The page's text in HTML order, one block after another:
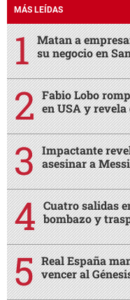
MÁS LEÍDAS
Matan a
su negocio en
Fabio Lobo
en USA y
Impactante
asesinar a Messi
Cuatro salidas
bombazo y
Real España
vencer al